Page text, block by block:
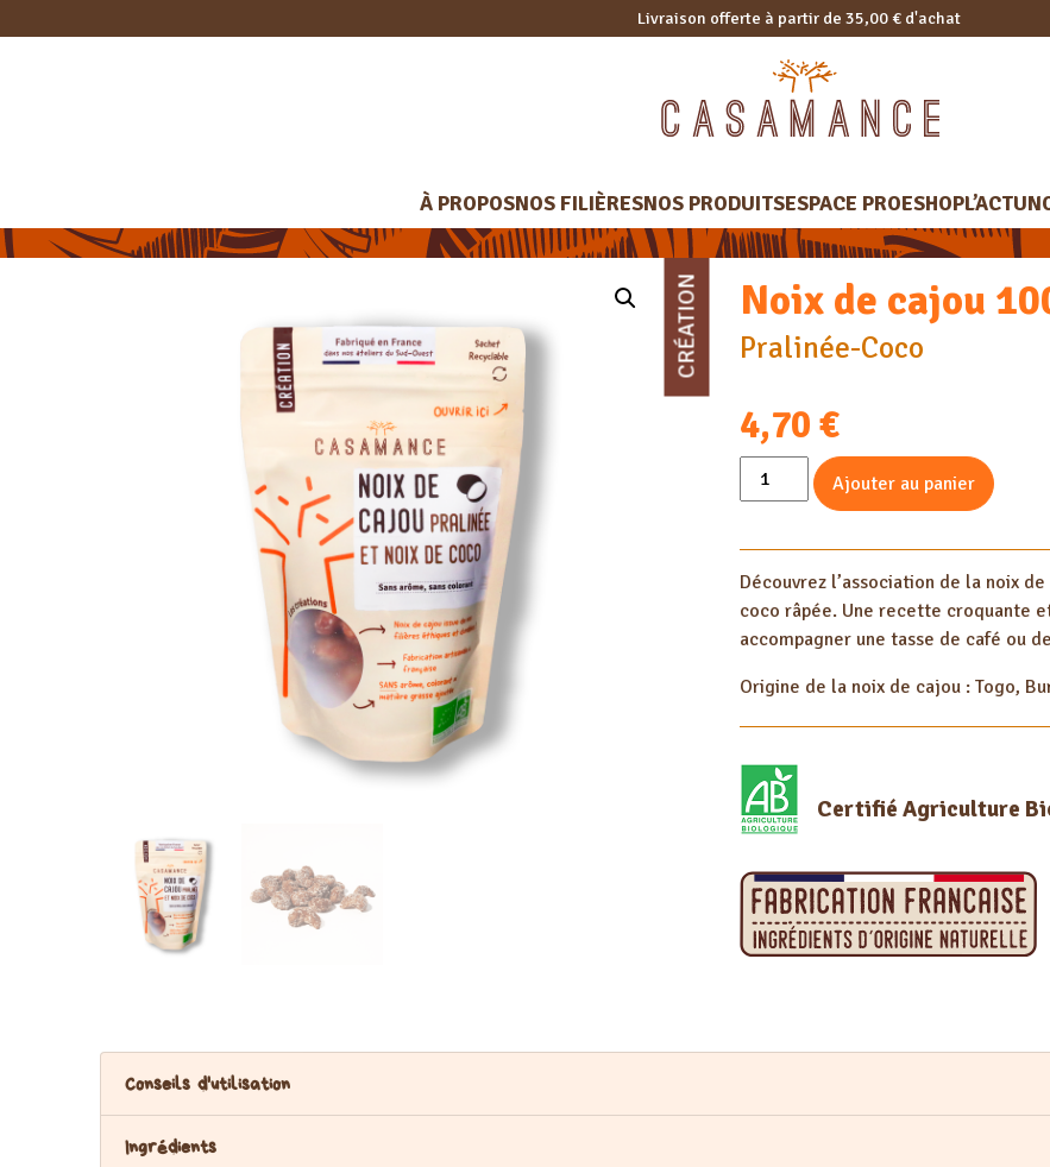
Livraison offerte à partir de 35,00 € d'achat
À PROPOSNOS FILIÈRESNOS PRODUITSESPACE PROESHOPL’ACTU
CRÉATION Noix de cajou
Pralinée-Coco
4,70 €
quantité
de
de
cajou
Pralinée
et
de
coco
Ajouter au panier
Découvrez l’association de la noix
coco râpée. Une recette croquante
accompagner une tasse de café ou
Origine de la noix de cajou : Togo,
Certifié Agriculture
Conseils d'utilisation
Ingrédients